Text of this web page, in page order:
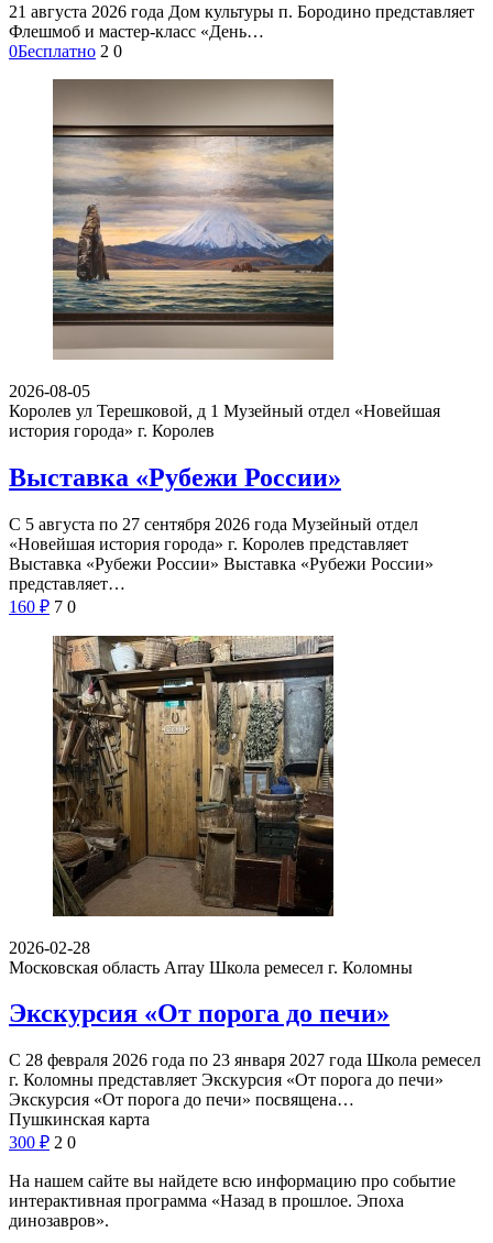
21 августа 2026 года Дом культуры п. Бородино представляет
Флешмоб и мастер-класс «День…
0Бесплатно 2 0
2026-08-05
Королев ул Терешковой, д 1 Музейный отдел «Новейшая
история города» г. Королев
Выставка «Рубежи России»
С 5 августа по 27 сентября 2026 года Музейный отдел
«Новейшая история города» г. Королев представляет
Выставка «Рубежи России» Выставка «Рубежи России»
представляет…
160 ₽ 7 0
2026-02-28
Московская область Array Школа ремесел г. Коломны
Экскурсия «От порога до печи»
С 28 февраля 2026 года по 23 января 2027 года Школа ремесел
г. Коломны представляет Экскурсия «От порога до печи»
Экскурсия «От порога до печи» посвящена…
Пушкинская карта
300 ₽ 2 0
На нашем сайте вы найдете всю информацию про событие
интерактивная программа «Назад в прошлое. Эпоха
динозавров».